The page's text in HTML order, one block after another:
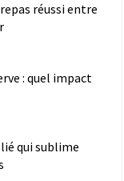
réussi entre
: quel impact
qui sublime